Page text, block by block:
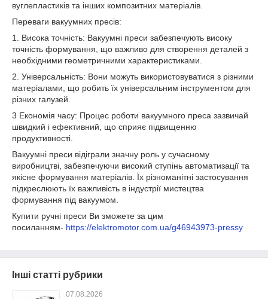
вуглепластиків та інших композитних матеріалів.
Переваги вакуумних пресів:
1. Висока точність: Вакуумні преси забезпечують високу
точність формування, що важливо для створення деталей з
необхідними геометричними характеристиками.
2. Універсальність: Вони можуть використовуватися з різними
матеріалами, що робить їх універсальним інструментом для
різних галузей.
3 Економія часу: Процес роботи вакуумного преса зазвичай
швидкий і ефективний, що сприяє підвищенню
продуктивності.
Вакуумні преси відіграли значну роль у сучасному
виробництві, забезпечуючи високий ступінь автоматизації та
якісне формування матеріалів. Їх різноманітні застосування
підкреслюють їх важливість в індустрії мистецтва
формування під вакуумом.
Купити ручні преси Ви зможете за цим
посиланням- https://elektromotor.com.ua/g46943973-pressy
Інші статті рубрики
07.08.2026